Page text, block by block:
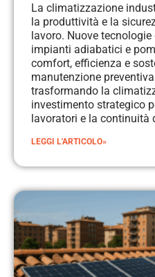
La climatizzazione
la produttività e la
lavoro. Nuove
impianti adiabatici e
comfort, efficienza e
manutenzione
trasformando la
investimento strategico
lavoratori e la continuità
LEGGI L'ARTICOLO»